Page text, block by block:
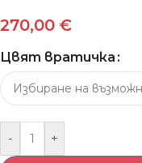
270,00 €
Цвят вратичка
- +